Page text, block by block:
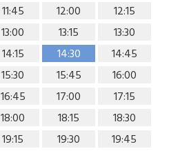
11:45 12:00
12:15
13:00 13:15
13:30
14:15 14:30
14:45
15:30 15:45
16:00
16:45 17:00
17:15
18:00 18:15
18:30
19:15 19:30
19:45